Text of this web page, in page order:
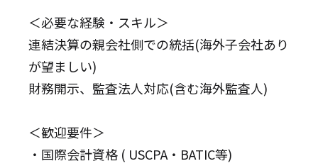
＜必要な経験・スキル＞
連結決算の親会社側での統括(海外子会社あり
が望ましい)
財務開示、監査法人対応(含む海外監査人)
＜歓迎要件＞
・国際会計資格 ( USCPA・BATIC等)